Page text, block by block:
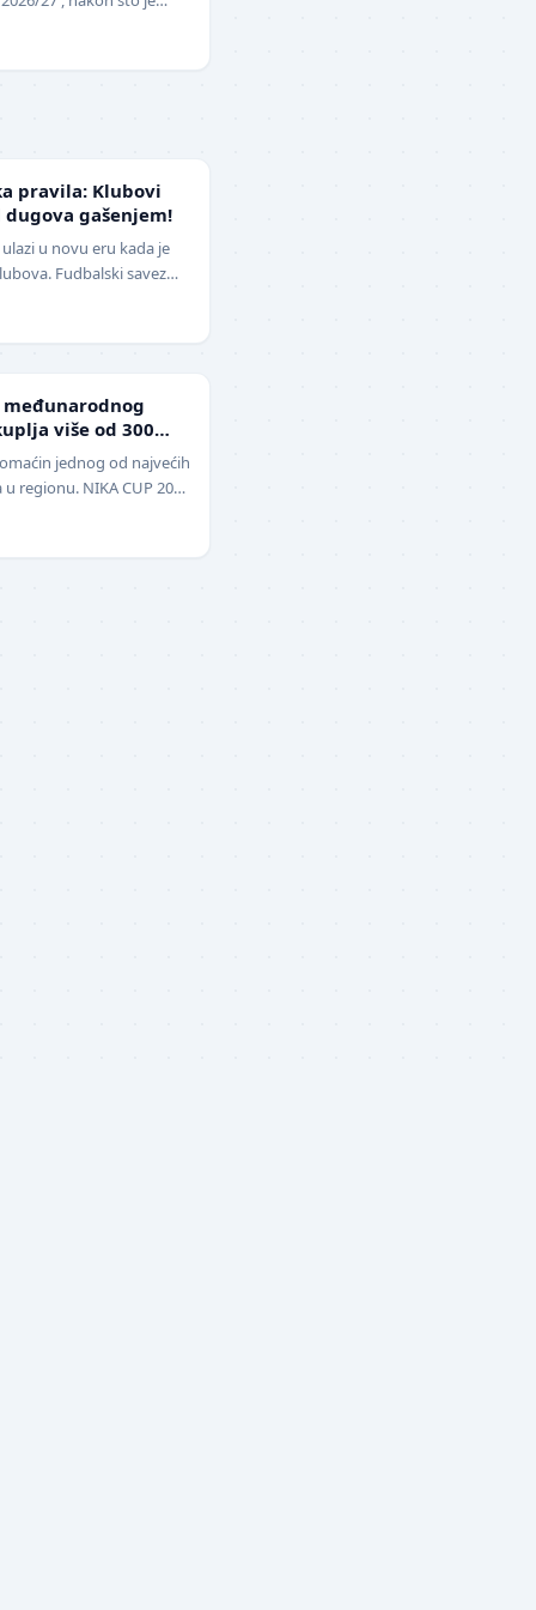
pravila: Klubovi
dugova gašenjem!
u novu eru kada je
Fudbalski savez
više od 300
jednog od najvećih
regionu. NIKA CUP 2026